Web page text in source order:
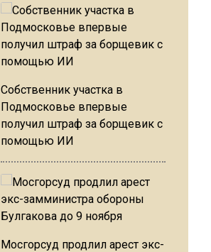
Собственник участка в
Подмосковье впервые
получил штраф за борщевик с
помощью ИИ
Мосгорсуд продлил арест экс-